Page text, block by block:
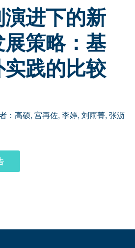
进下的新
策略：基
践的比较
： 高硕, 宫再佐, 李婷, 刘雨菁, 张沥